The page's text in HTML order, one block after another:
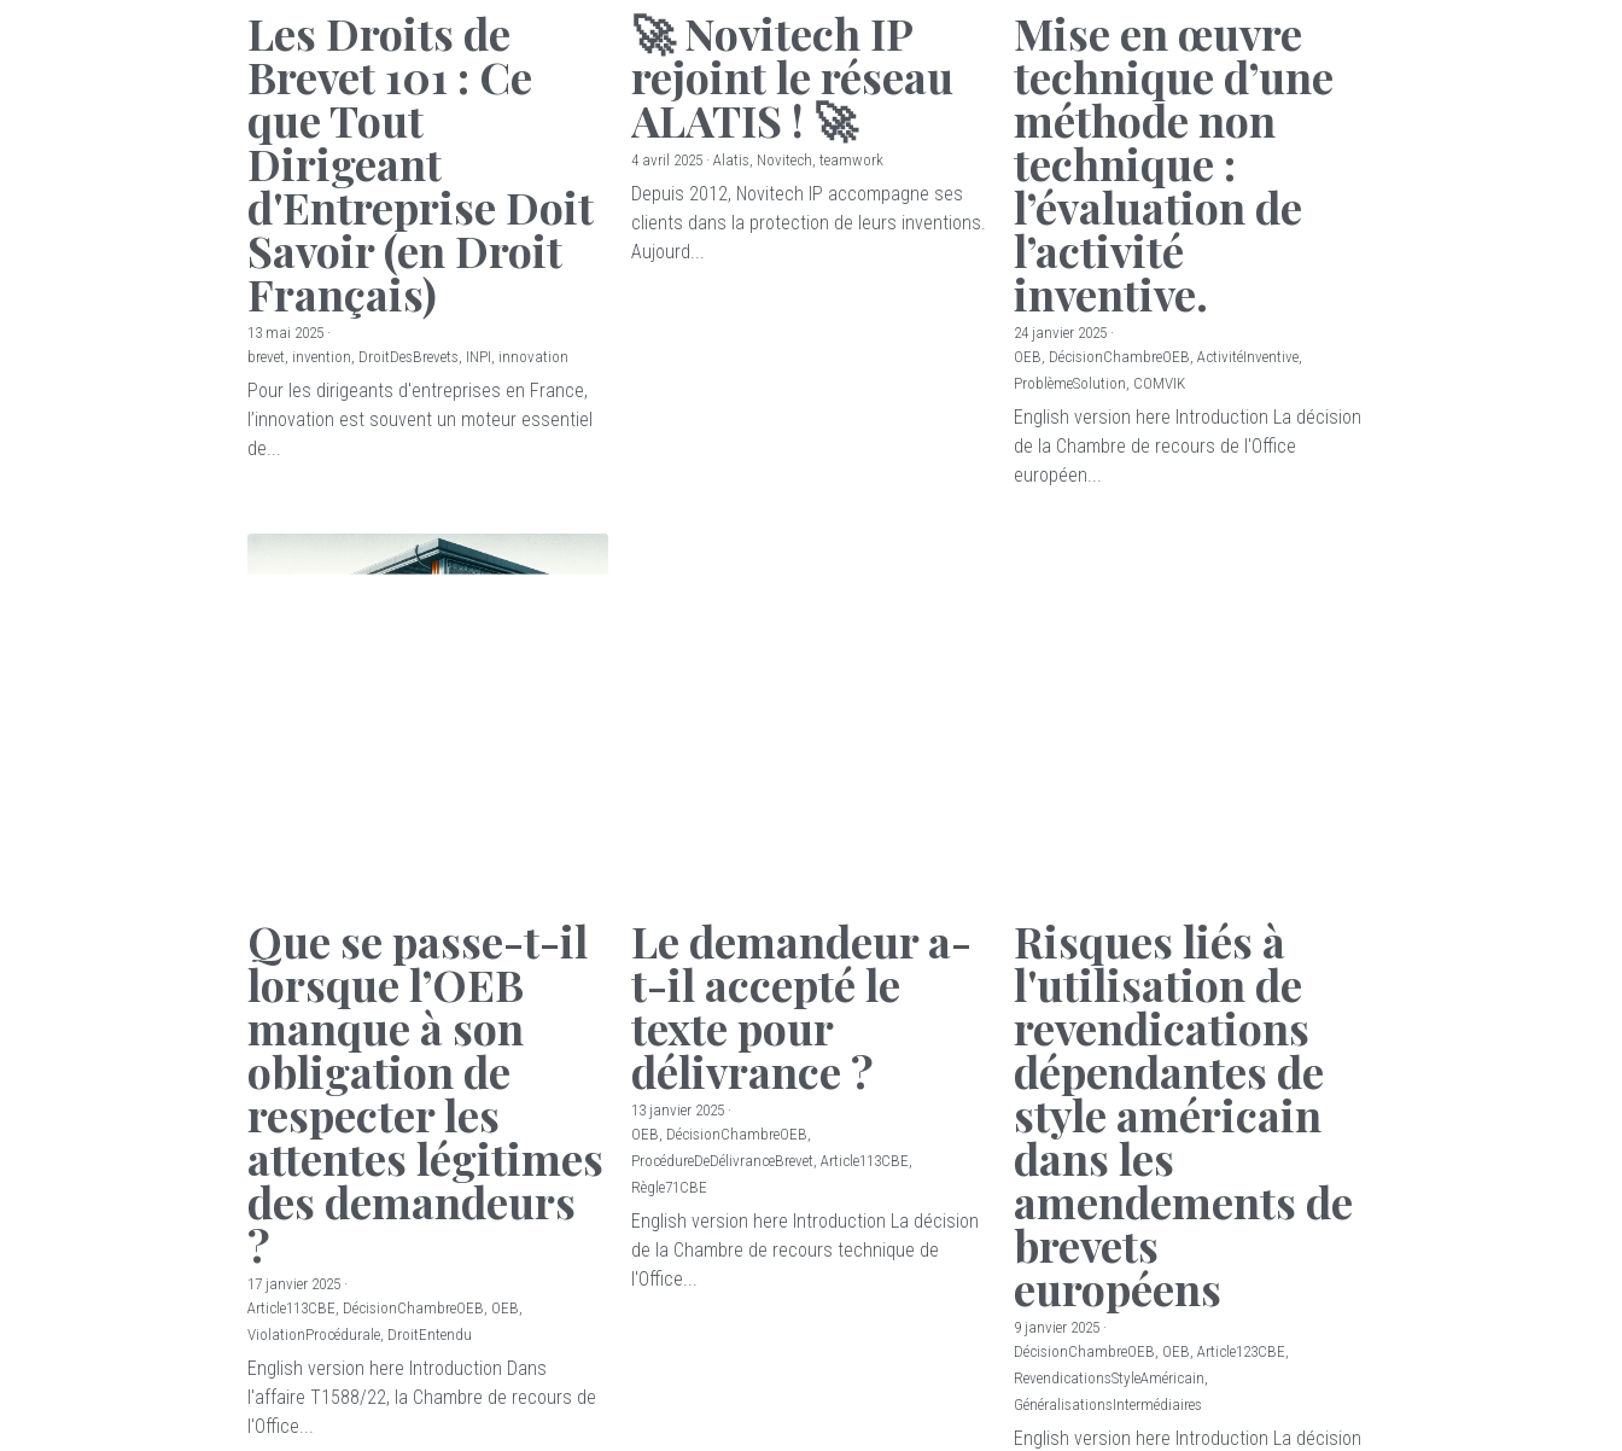
Les Droits de
Brevet 101 : Ce
que Tout
Dirigeant
d'Entreprise Doit
Savoir (en Droit
Français)
13 mai 2025 ·
brevet, invention, DroitDesBrevets, INPI, innovation
Pour les dirigeants d'entreprises en France,
l’innovation est souvent un moteur essentiel
de...
🚀 Novitech IP
rejoint le réseau
ALATIS ! 🚀
4 avril 2025· Alatis, Novitech, teamwork
Depuis 2012, Novitech IP accompagne ses
clients dans la protection de leurs inventions.
Aujourd...
Mise en œuvre
technique d’une
méthode non
technique :
l’évaluation de
l’activité
inventive.
24 janvier 2025 ·
OEB, DécisionChambreOEB, ActivitéInventive,
ProblèmeSolution, COMVIK
English version here Introduction La décision
de la Chambre de recours de l'Office
européen...
Que se passe-t-il
lorsque l’OEB
manque à son
obligation de
respecter les
attentes légitimes
des demandeurs
?
17 janvier 2025 ·
Article113CBE, DécisionChambreOEB, OEB,
ViolationProcédurale, DroitEntendu
English version here Introduction Dans
l'affaire T1588/22, la Chambre de recours de
l'Office...
Le demandeur a-
t-il accepté le
texte pour
délivrance ?
13 janvier 2025·
OEB, DécisionChambreOEB,
ProcédureDeDélivranceBrevet, Article113CBE,
Règle71CBE
English version here Introduction La décision
de la Chambre de recours technique de
l'Office...
Risques liés à
l'utilisation de
revendications
dépendantes de
style américain
dans les
amendements de
brevets
européens
9 janvier 2025 ·
DécisionChambreOEB, OEB, Article123CBE,
RevendicationsStyleAméricain,
GénéralisationsIntermédiaires
English version here Introduction La décision